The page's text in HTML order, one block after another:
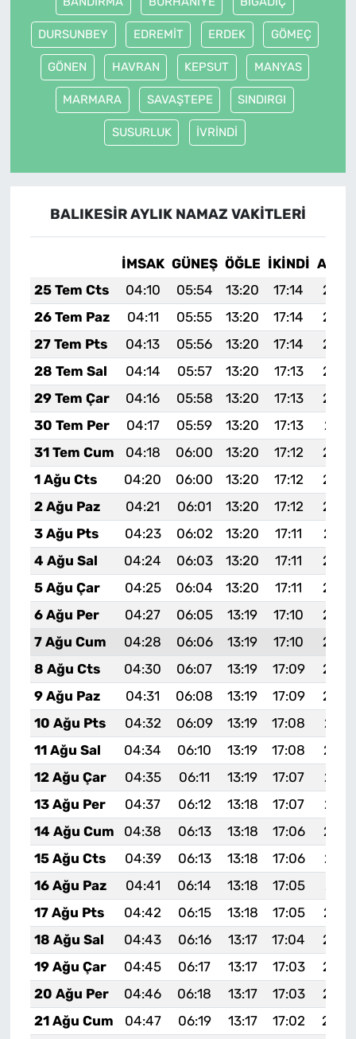
DURSUNBEY EDREMİT ERDEK GÖMEÇ
GÖNEN HAVRAN KEPSUT MANYAS
MARMARA SAVAŞTEPE SINDIRGI
SUSURLUK İVRİNDİ
BALIKESİR AYLIK NAMAZ VAKITLERI
İMSAK GÜNEŞ ÖĞLE İKINDI
25 Tem Cts
04:10 05:54 13:20 17:14
26 Tem Paz
04:11 05:55 13:20 17:14
27 Tem Pts
04:13 05:56 13:20 17:14
28 Tem Sal
04:14 05:57 13:20 17:13
29 Tem Çar
04:16 05:58 13:20 17:13
30 Tem Per
04:17 05:59 13:20 17:13
31 Tem Cum
04:18 06:00 13:20 17:12
1 Ağu Cts
04:20 06:00 13:20 17:12
2 Ağu Paz
04:21 06:01 13:20 17:12
3 Ağu Pts
04:23 06:02 13:20 17:11
4 Ağu Sal
04:24 06:03 13:20 17:11
5 Ağu Çar
04:25 06:04 13:20 17:11
6 Ağu Per
04:27 06:05 13:19 17:10
7 Ağu Cum
04:28 06:06 13:19 17:10
8 Ağu Cts
04:30 06:07 13:19 17:09
9 Ağu Paz
04:31 06:08 13:19 17:09
10 Ağu Pts
04:32 06:09 13:19 17:08
11 Ağu Sal
04:34 06:10 13:19 17:08
12 Ağu Çar
04:35 06:11 13:19 17:07
13 Ağu Per
04:37 06:12 13:18 17:07
14 Ağu Cum
04:38 06:13 13:18 17:06
15 Ağu Cts
04:39 06:13 13:18 17:06
16 Ağu Paz
04:41 06:14 13:18 17:05
20:11
17 Ağu Pts
04:42 06:15 13:18 17:05
18 Ağu Sal
04:43 06:16 13:17 17:04
19 Ağu Çar
04:45 06:17 13:17 17:03
20 Ağu Per
04:46 06:18 13:17 17:03
21 Ağu Cum
04:47 06:19 13:17 17:02